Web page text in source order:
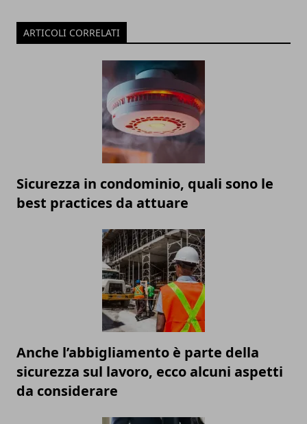
ARTICOLI CORRELATI
Sicurezza in condominio, quali sono le
best practices da attuare
Anche l’abbigliamento è parte della
sicurezza sul lavoro, ecco alcuni aspetti
da considerare